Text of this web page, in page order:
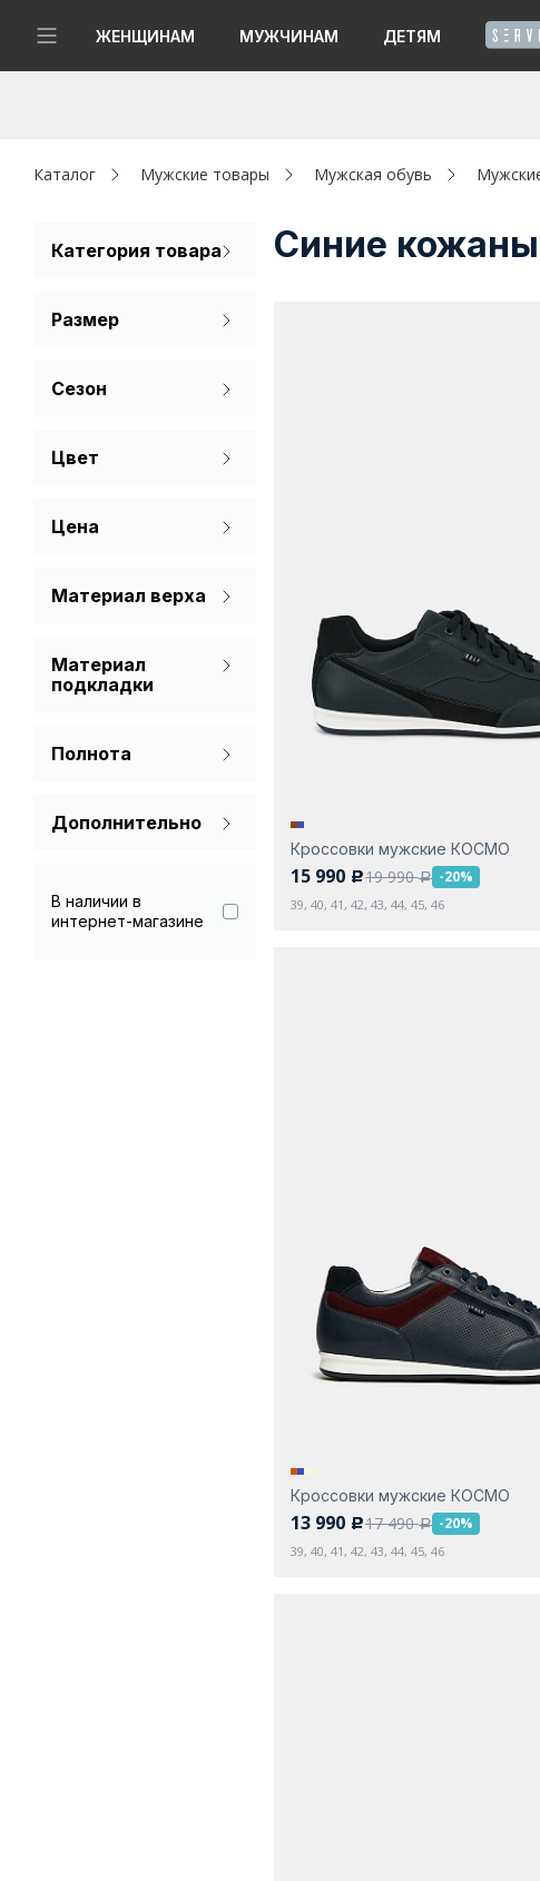
ЖЕНЩИНАМ МУЖЧИНАМ ДЕТЯМ
Женщинам
Капсула
Аутлет
Каталог Мужские товары Мужская обувь
Категория товара
Размер
45
Сезон
Демисезон
Цвет
Коричневый
Серый
Черный
Цена
Материал верха
Нубук
Текстиль
Материал
подкладки
Мех (шерсть)
Текстиль
Полнота
Стандарт
Дополнительно
В наличии в
интернет-магазине
Синие
Кроссовки мужские КОСМО
15 990 c19 990a -20%
39, 40, 41, 42, 43, 44, 45, 46
Кроссовки мужские КОСМО
13 990 c17 490a -20%
39, 40, 41, 42, 43, 44, 45, 46